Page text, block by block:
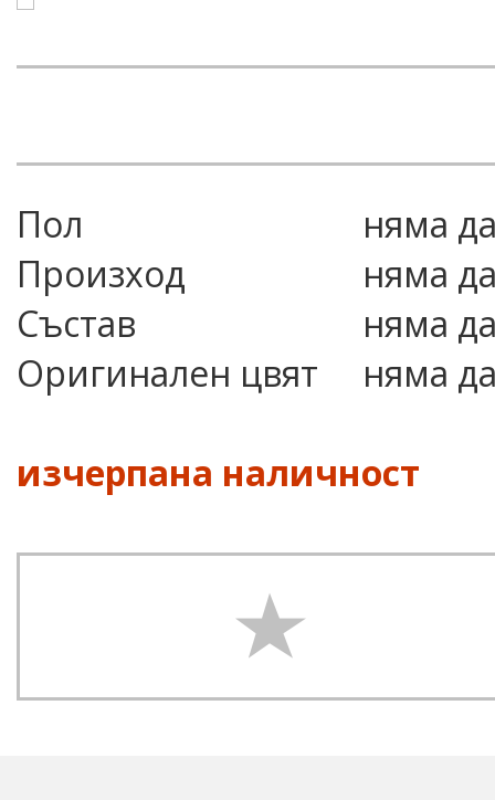
Пол
няма
Произход
няма
Състав
няма
Оригинален цвят
няма
изчерпана наличност